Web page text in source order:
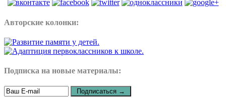
Авторские колонки:
Подписка на новые материалы: